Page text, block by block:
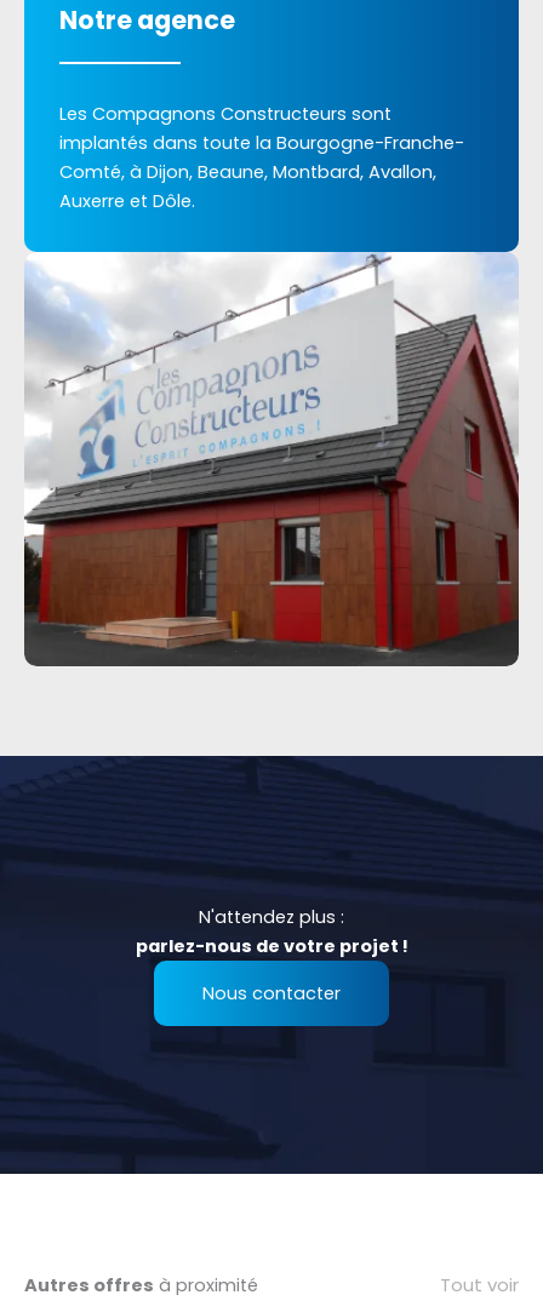
Notre agence
Les Compagnons Constructeurs sont
implantés dans toute la Bourgogne-Franche-
Comté, à Dijon, Beaune, Montbard, Avallon,
Auxerre et Dôle.
N'attendez plus :
parlez-nous de votre projet !
Nous contacter
Autres offres à proximité Tout voir